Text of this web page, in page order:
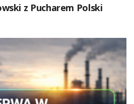
z Pucharem Polski